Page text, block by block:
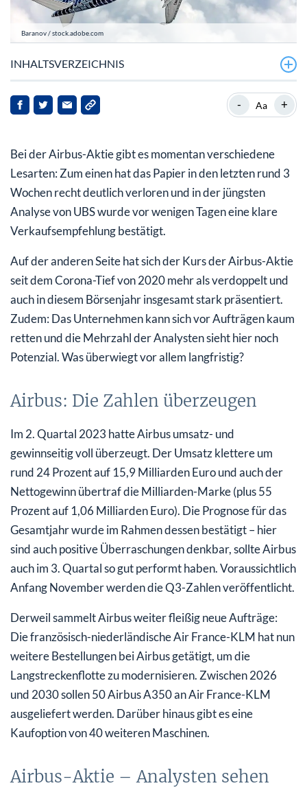
Baranov / stock.adobe.com
INHALTSVERZEICHNIS
Airbus: Die Zahlen überzeugen
- Aa +
Bei der Airbus-Aktie gibt es momentan verschiedene
Lesarten: Zum einen hat das Papier in den letzten rund 3
Wochen recht deutlich verloren und in der jüngsten
Analyse von UBS wurde vor wenigen Tagen eine klare
Verkaufsempfehlung bestätigt.
Auf der anderen Seite hat sich der Kurs der Airbus-Aktie
seit dem Corona-Tief von 2020 mehr als verdoppelt und
auch in diesem Börsenjahr insgesamt stark präsentiert.
Zudem: Das Unternehmen kann sich vor Aufträgen kaum
retten und die Mehrzahl der Analysten sieht hier noch
Potenzial. Was überwiegt vor allem langfristig?
Airbus: Die Zahlen überzeugen
Im 2. Quartal 2023 hatte Airbus umsatz- und
gewinnseitig voll überzeugt. Der Umsatz klettere um
rund 24 Prozent auf 15,9 Milliarden Euro und auch der
Nettogewinn übertraf die Milliarden-Marke (plus 55
Prozent auf 1,06 Milliarden Euro). Die Prognose für das
Gesamtjahr wurde im Rahmen dessen bestätigt – hier
sind auch positive Überraschungen denkbar, sollte Airbus
auch im 3. Quartal so gut performt haben. Voraussichtlich
Anfang November werden die Q3-Zahlen veröffentlicht.
Derweil sammelt Airbus weiter fleißig neue Aufträge:
Die französisch-niederländische Air France-KLM hat nun
weitere Bestellungen bei Airbus getätigt, um die
Langstreckenflotte zu modernisieren. Zwischen 2026
und 2030 sollen 50 Airbus A350 an Air France-KLM
ausgeliefert werden. Darüber hinaus gibt es eine
Kaufoption von 40 weiteren Maschinen.
Airbus-Aktie – Analysten sehen